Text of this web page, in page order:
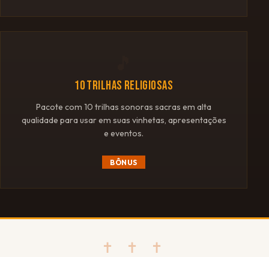
10 TRILHAS RELIGIOSAS
Pacote com 10 trilhas sonoras sacras em alta
qualidade para usar em suas vinhetas, apresentações
e eventos.
BÔNUS
✝ ✝ ✝